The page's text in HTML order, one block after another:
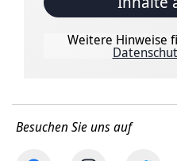
Weitere Hinweise
Besuchen Sie uns auf